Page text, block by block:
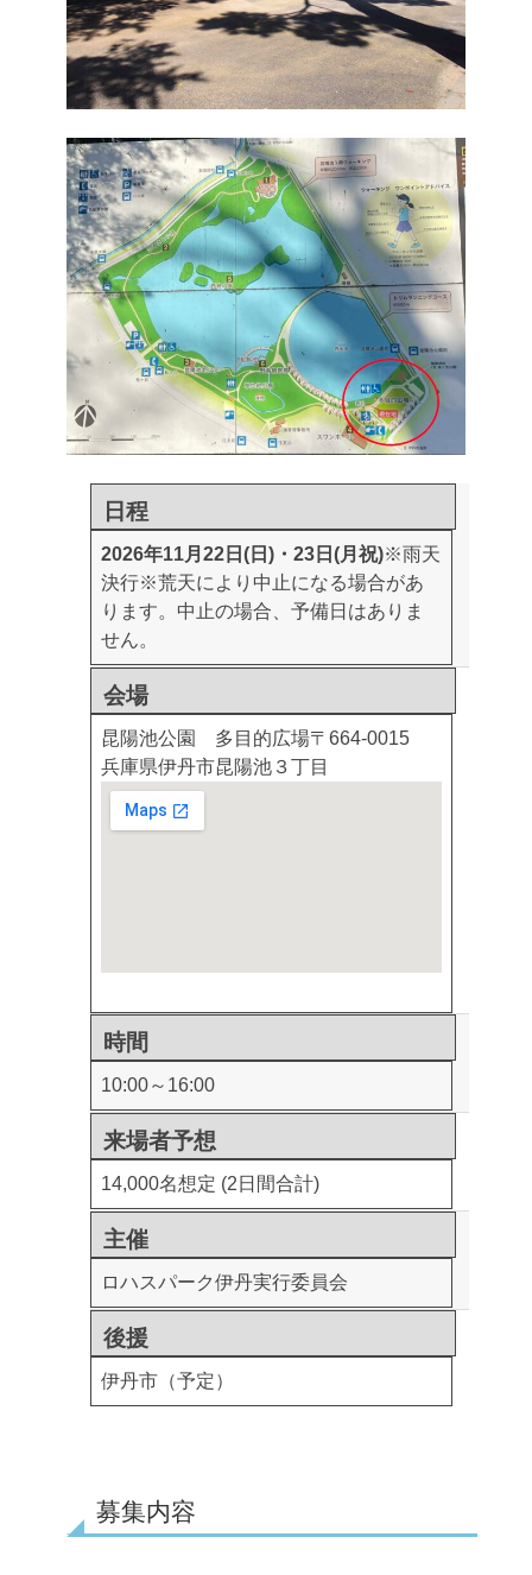
日程
2026年11月22日(日)・23日(月祝)※雨天
決行※荒天により中止になる場合があ
ります。中止の場合、予備日はありま
せん。
会場
昆陽池公園 多目的広場〒664-0015
兵庫県伊丹市昆陽池３丁目
時間
10:00～16:00
来場者予想
14,000名想定 (2日間合計)
主催
ロハスパーク伊丹実行委員会
後援
伊丹市（予定）
募集内容